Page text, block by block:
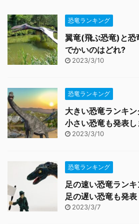
恐竜ランキング
翼竜(飛ぶ恐竜)と恐
でかいのはどれ?
2023/3/10
恐竜ランキング
大きい恐竜ランキ
小さい恐竜も発表し
2023/3/10
恐竜ランキング
足の速い恐竜ラン
足の遅い恐竜も発表
2023/3/7